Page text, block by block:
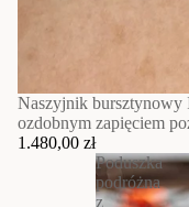
Naszyjnik bursztynowy
ozdobnym zapięciem
1.480,00 zł
Poduszka
podróżna
z